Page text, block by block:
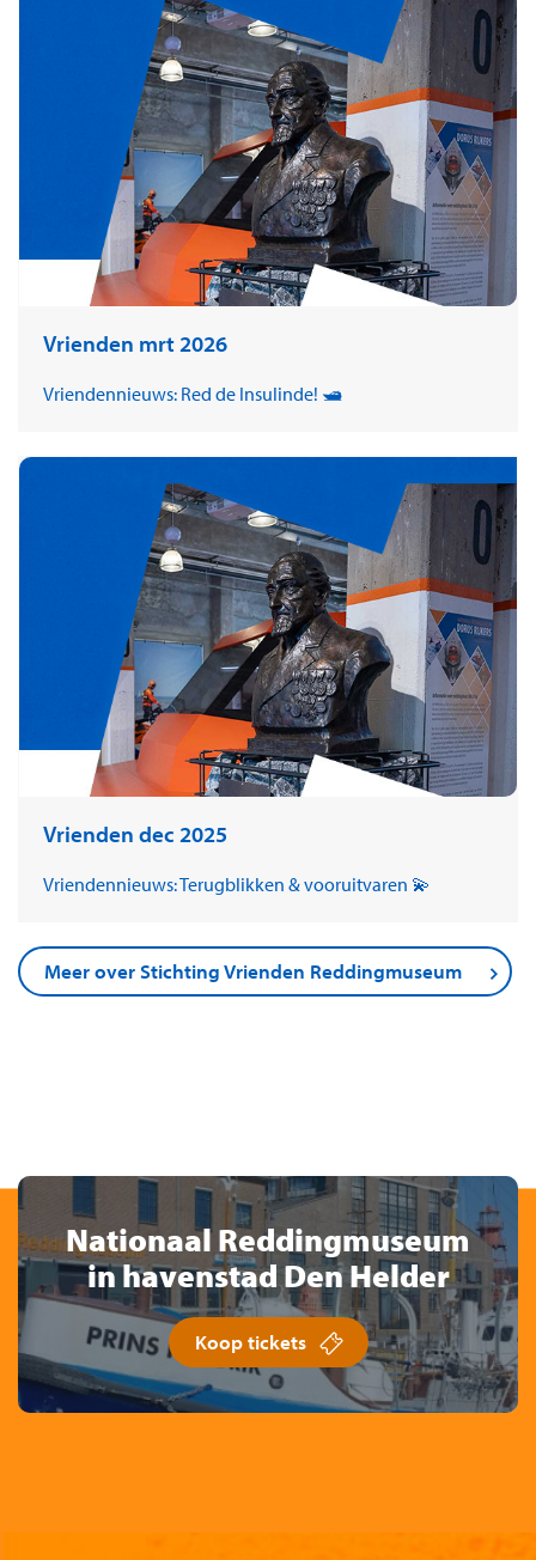
Vrienden mrt 2026
Vriendennieuws: Red de Insulinde! 🛥️
Vrienden dec 2025
Vriendennieuws: Terugblikken & vooruitvaren 💫
Meer over Stichting Vrienden Reddingmuseum
Nationaal Reddingmuseum
in havenstad Den Helder
Koop tickets